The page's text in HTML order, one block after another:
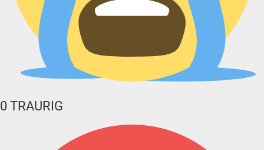
0 TRAURIG